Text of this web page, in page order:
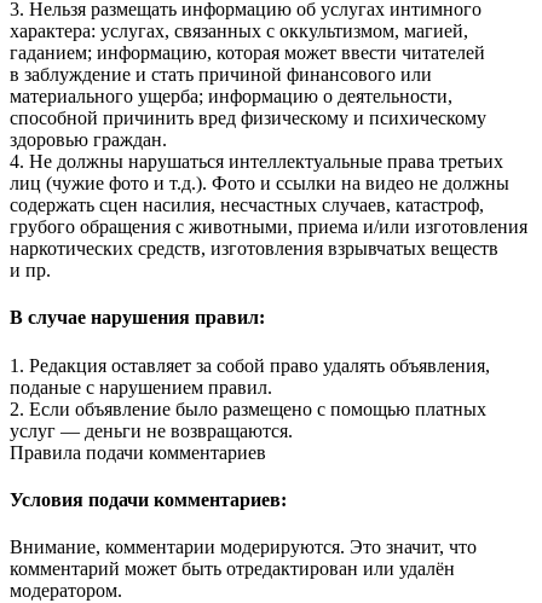
3. Нельзя размещать информацию об услугах интимного
характера: услугах, связанных с оккультизмом, магией,
гаданием; информацию, которая может ввести читателей
в заблуждение и стать причиной финансового или
материального ущерба; информацию о деятельности,
способной причинить вред физическому и психическому
здоровью граждан.
4. Не должны нарушаться интеллектуальные права третьих
лиц (чужие фото и т.д.). Фото и ссылки на видео не должны
содержать сцен насилия, несчастных случаев, катастроф,
грубого обращения с животными, приема и/или изготовления
наркотических средств, изготовления взрывчатых веществ
и пр.
В случае нарушения правил:
1. Редакция оставляет за собой право удалять объявления,
поданые с нарушением правил.
2. Если объявление было размещено с помощью платных
услуг — деньги не возвращаются.
Правила подачи комментариев
Условия подачи комментариев:
Внимание, комментарии модерируются. Это значит, что
комментарий может быть отредактирован или удалён
модератором.